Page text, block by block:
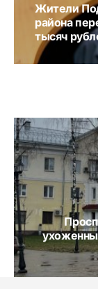
Жители
района
тысяч